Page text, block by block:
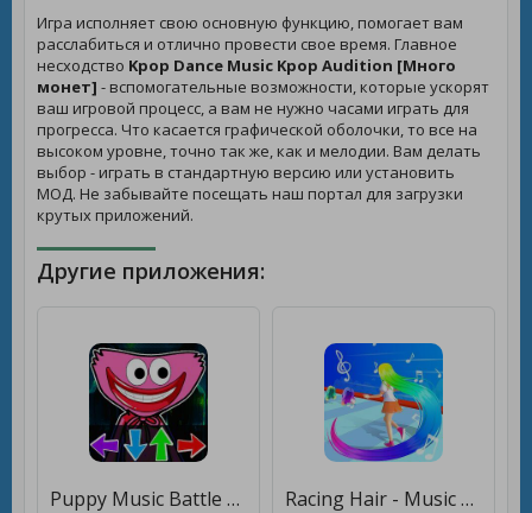
Игра исполняет свою основную функцию, помогает вам
расслабиться и отлично провести свое время. Главное
несходство Kpop Dance Music Kpop Audition [Много
монет] - вспомогательные возможности, которые ускорят
ваш игровой процесс, а вам не нужно часами играть для
прогресса. Что касается графической оболочки, то все на
высоком уровне, точно так же, как и мелодии. Вам делать
выбор - играть в стандартную версию или установить
МОД. Не забывайте посещать наш портал для загрузки
крутых приложений.
Другие приложения:
Puppy Music Battle Dance [Бесплатные покупки] Racing Hair - Music Dance 3D [Бесплатные покупки]